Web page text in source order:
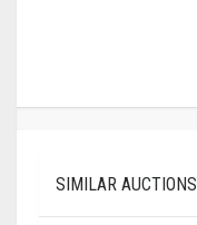
SIMILAR AUCTIONS